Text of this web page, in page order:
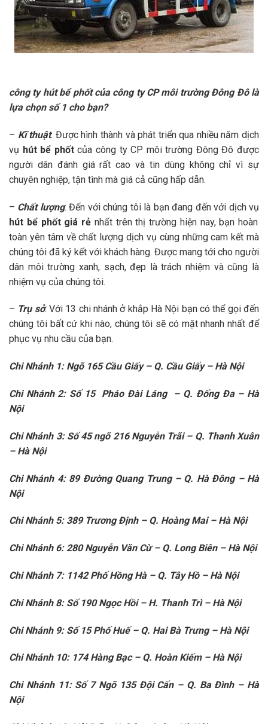
công ty hút bể phốtcủa công ty CP môi trường Đông Đô là
lựa chọn số 1 cho bạn?
– Kĩ thuật: Được hình thành và phát triển qua nhiều năm dịch
vụ hút bể phốtcủa công ty CP môi trường Đông Đô được
người dân đánh giá rất cao và tin dùng không chỉ vì sự
chuyên nghiệp, tận tình mà giá cả cũng hấp dẫn.
– Chất lượng: Đến với chúng tôi là bạn đang đến với dịch vụ
hút bể phốt giá rẻ nhất trên thị trường hiện nay, bạn hoàn
toàn yên tâm về chất lượng dịch vụ cùng những cam kết mà
chúng tôi đã ký kết với khách hàng. Được mang tới cho người
dân môi trường xanh, sạch, đẹp là trách nhiệm và cũng là
nhiệm vụ của chúng tôi.
– Trụ sở: Với 13 chi nhánh ở khắp Hà Nội bạn có thể gọi đến
chúng tôi bất cứ khi nào, chúng tôi sẽ có mặt nhanh nhất để
phục vụ nhu cầu của bạn.
Chi Nhánh 1: Ngõ 165 Cầu Giấy – Q. Cầu Giấy – Hà Nội
Chi Nhánh 2: Số 15 Pháo Đài Láng – Q. Đống Đa – Hà
Nội
Chi Nhánh 3: Số 45 ngõ 216 Nguyễn Trãi – Q. Thanh Xuân
– Hà Nội
Chi Nhánh 4: 89 Đường Quang Trung – Q. Hà Đông – Hà
Nội
Chi Nhánh 5: 389 Trương Định – Q. Hoàng Mai – Hà Nội
Chi Nhánh 6: 280 Nguyễn Văn Cừ – Q. Long Biên – Hà Nội
Chi Nhánh 7: 1142 Phố Hồng Hà – Q. Tây Hồ – Hà Nội
Chi Nhánh 8: Số 190 Ngọc Hồi – H. Thanh Trì – Hà Nội
Chi Nhánh 9: Số 15 Phố Huế – Q. Hai Bà Trưng – Hà Nội
Chi Nhánh 10: 174 Hàng Bạc – Q. Hoàn Kiếm – Hà Nội
Chi Nhánh 11: Số 7 Ngõ 135 Đội Cấn – Q. Ba Đình – Hà
Nội